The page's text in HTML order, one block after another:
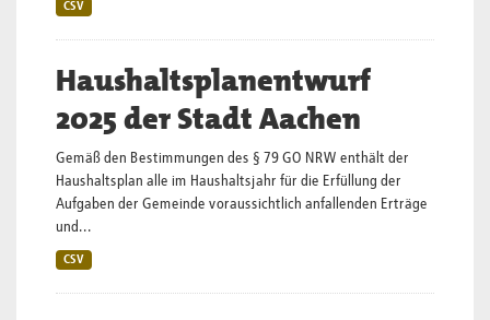
CSV
Haushaltsplanentwurf
2025 der Stadt Aachen
Gemäß den Bestimmungen des § 79 GO NRW enthält der
Haushaltsplan alle im Haushaltsjahr für die Erfüllung der
Aufgaben der Gemeinde voraussichtlich anfallenden Erträge
und...
CSV